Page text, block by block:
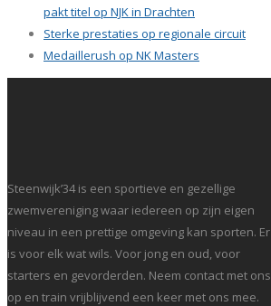
pakt titel op NJK in Drachten
Sterke prestaties op regionale circuit
Medaillerush op NK Masters
Steenwijk’34 is een sportieve en gezellige
zwemvereniging waar iedereen op zijn eigen
niveau in een prettige omgeving kan sporten. Er
is voor elk wat wils. Voor jong en oud, voor
starters en gevorderden. Neem contact met ons
op en train vrijblijvend een keer met ons mee.